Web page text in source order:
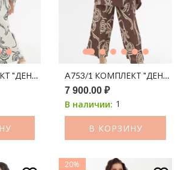
"ДЕНИС" (КЮЛОТЫ + БЛУЗА) АЙВОРИ
A753/1 КОМПЛЕКТ
7 900.00 ₽
В наличии: 1
В КОРЗИНУ
20%